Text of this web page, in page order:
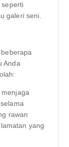
seperti
galeri seni.
Anda
rawan
yang